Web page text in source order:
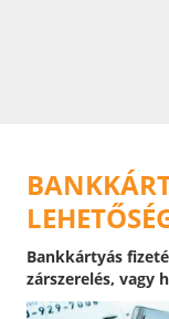
Bankkártyás
zárszerelés, vagy